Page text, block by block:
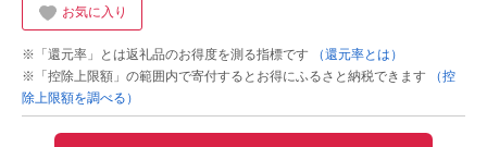
お気に入り
※「還元率」とは返礼品のお得度を測る指標です
（還元率とは）
※「控除上限額」の範囲内で寄付するとお得にふるさと納税できます
（控
除上限額を調べる）